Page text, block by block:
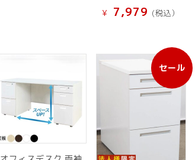
¥ 7,979 (税込）
セール
販
売
中
品